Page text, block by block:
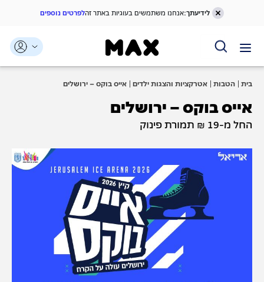
דלג אל תפריט ניווט
דלג אל תוכן ראשי
דלג אל תחתית העמוד
לידיעתך:אנחנו משתמשים בעוגיות באתר זהלפרטים נוספים
בית הטבות אטרקציות והצגות ילדים אייס בוקס – ירושלים
אייס בוקס – ירושלים
החל מ-19 ₪ תמורת פינוק